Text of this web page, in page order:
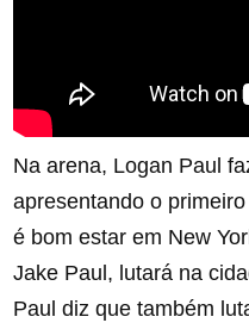
Na arena, Logan Paul
apresentando o
é bom estar em New
Jake Paul, lutará na
Paul diz que também